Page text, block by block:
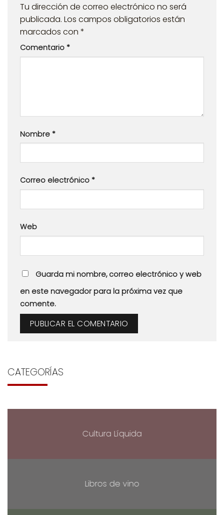
Tu dirección de correo electrónico no será
publicada. Los campos obligatorios están
marcados con *
Comentario *
Nombre *
Correo electrónico *
Web
Guarda mi nombre, correo electrónico y web
en este navegador para la próxima vez que
comente.
CATEGORÍAS
Cultura Líquida
Libros de vino